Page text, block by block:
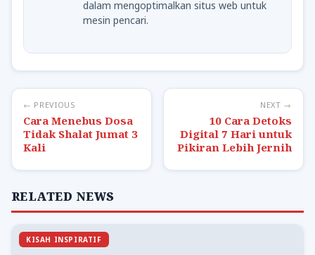
dalam mengoptimalkan situs web untuk
mesin pencari.
← PREVIOUS
Cara Menebus Dosa
Tidak Shalat Jumat 3
Kali
NEXT →
10 Cara Detoks
Digital 7 Hari untuk
Pikiran Lebih Jernih
RELATED NEWS
KISAH INSPIRATIF